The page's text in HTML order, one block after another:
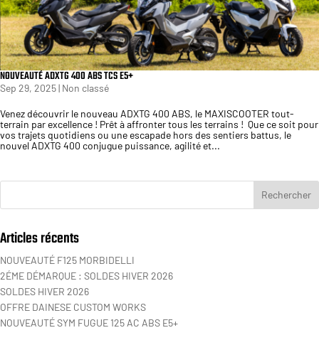
NOUVEAUTÉ ADXTG 400 ABS TCS E5+
Sep 29, 2025| Non classé
Venez découvrir le nouveau ADXTG 400 ABS, le MAXISCOOTER tout-
terrain par excellence ! Prêt à affronter tous les terrains ! Que ce soit pour
vos trajets quotidiens ou une escapade hors des sentiers battus, le
nouvel ADXTG 400 conjugue puissance, agilité et...
Articles récents
NOUVEAUTÉ F125 MORBIDELLI
2ÉME DÉMARQUE : SOLDES HIVER 2026
SOLDES HIVER 2026
OFFRE DAINESE CUSTOM WORKS
NOUVEAUTÉ SYM FUGUE 125 AC ABS E5+